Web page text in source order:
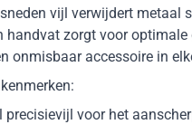
vijl verwijdert metaal
handvat zorgt voor
onmisbaar accessoire in
precisievijl voor het